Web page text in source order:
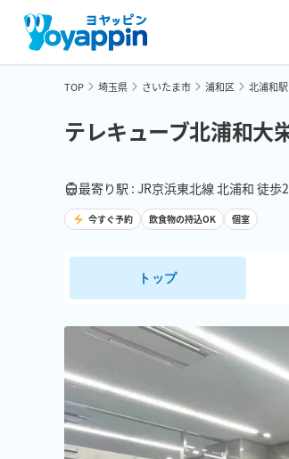
TOP 埼玉県 さいたま市 浦和区 北浦和駅
テレキューブ北浦和大
最寄り駅 : JR京浜東北線 北浦和 徒歩
今すぐ予約 飲食物の持込OK 個室
トップ